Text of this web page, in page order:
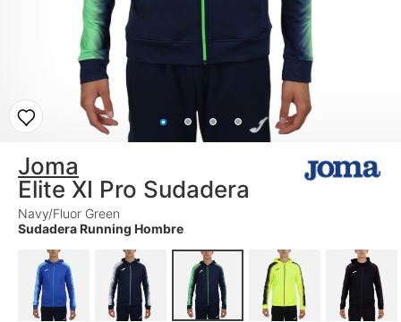
Joma
Elite XI Pro Sudadera
Navy/Fluor Green
Sudadera Running Hombre